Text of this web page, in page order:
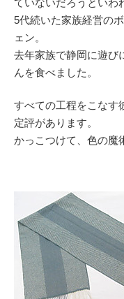
5代続いた家族経営の
ェン。
去年家族で静岡に遊び
んを食べました。
すべての工程をこなす
定評があります。
かっこつけて、色の魔